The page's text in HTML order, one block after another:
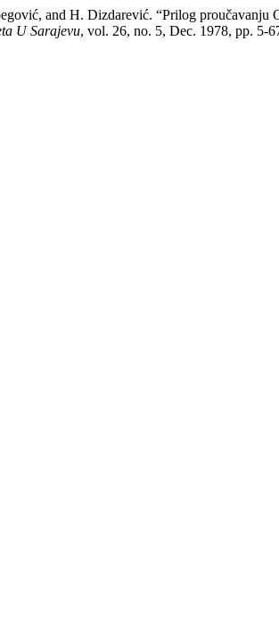
and H. Dizdarević. “Prilog
U Sarajevu, vol. 26, no. 5, Dec. 1978, pp. 5-